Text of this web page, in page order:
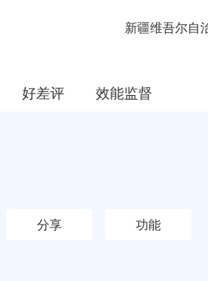
新疆维吾尔自
好差评 效能监督
分享 功能